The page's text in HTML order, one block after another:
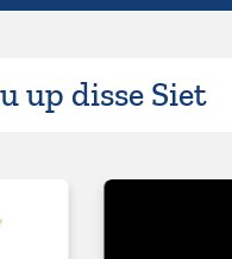
up disse Siet